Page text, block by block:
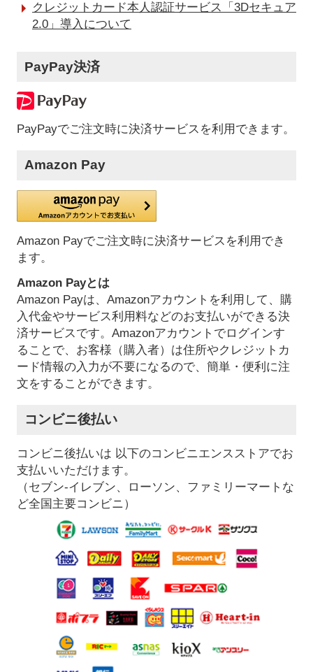
クレジットカード本人認証サービス「3Dセキュア
2.0」導入について
PayPay決済
PayPayでご注文時に決済サービスを利用できます。
Amazon Pay
Amazon Payでご注文時に決済サービスを利用でき
ます。
Amazon Payとは
Amazon Payは、Amazonアカウントを利用して、購
入代金やサービス利用料などのお支払いができる決
済サービスです。Amazonアカウントでログインす
ることで、お客様（購入者）は住所やクレジットカ
ード情報の入力が不要になるので、簡単・便利に注
文をすることができます。
コンビニ後払い
コンビニ後払いは 以下のコンビニエンスストアでお
支払いいただけます。
（セブン-イレブン、ローソン、ファミリーマートな
ど全国主要コンビニ）